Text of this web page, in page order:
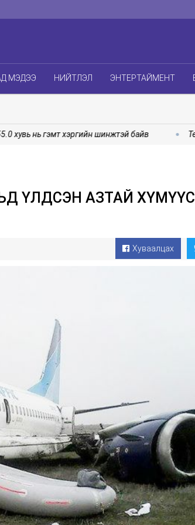
МЭДЭЭ НИЙТЛЭЛ ЭНТЕРТАЙМЕНТ
нь гэмт хэргийн шинжтэй байв Test
ҮЛДСЭН АЗТАЙ
Хуваалцах